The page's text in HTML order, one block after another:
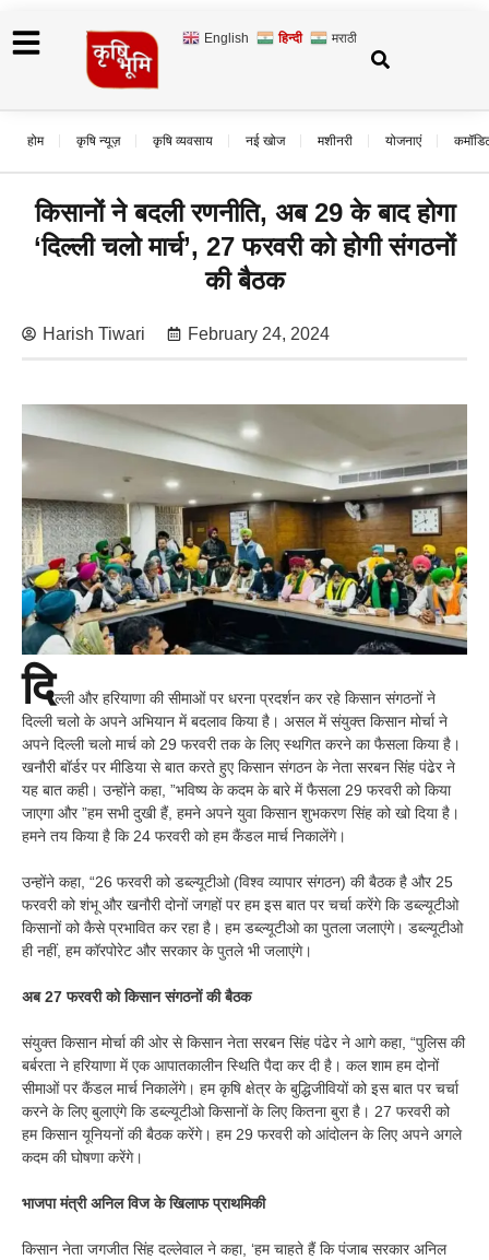
English हिन्दी मराठी
होम कृषि न्यूज़ कृषि व्यवसाय नई खोज मशीनरी योजनाएं
किसानों ने बदली रणनीति, अब 29 के बाद होगा
‘दिल्ली चलो मार्च’, 27 फरवरी को होगी संगठनों
की बैठक
Harish Tiwari February 24, 2024
दिल्ली और हरियाणा की सीमाओं पर धरना प्रदर्शन कर रहे किसान संगठनों ने
दिल्ली चलो के अपने अभियान में बदलाव किया है। असल में संयुक्त किसान मोर्चा ने
अपने दिल्ली चलो मार्च को 29 फरवरी तक के लिए स्थगित करने का फैसला किया है।
खनौरी बॉर्डर पर मीडिया से बात करते हुए किसान संगठन के नेता सरबन सिंह पंढेर ने
यह बात कही। उन्होंने कहा, ”भविष्य के कदम के बारे में फैसला 29 फरवरी को किया
जाएगा और ”हम सभी दुखी हैं, हमने अपने युवा किसान शुभकरण सिंह को खो दिया है।
हमने तय किया है कि 24 फरवरी को हम कैंडल मार्च निकालेंगे।
उन्होंने कहा, “26 फरवरी को डब्ल्यूटीओ (विश्व व्यापार संगठन) की बैठक है और 25
फरवरी को शंभू और खनौरी दोनों जगहों पर हम इस बात पर चर्चा करेंगे कि डब्ल्यूटीओ
किसानों को कैसे प्रभावित कर रहा है। हम डब्ल्यूटीओ का पुतला जलाएंगे। डब्ल्यूटीओ
ही नहीं, हम कॉरपोरेट और सरकार के पुतले भी जलाएंगे।
अब 27 फरवरी को किसान संगठनों की बैठक
संयुक्त किसान मोर्चा की ओर से किसान नेता सरबन सिंह पंढेर ने आगे कहा, “पुलिस की
बर्बरता ने हरियाणा में एक आपातकालीन स्थिति पैदा कर दी है। कल शाम हम दोनों
सीमाओं पर कैंडल मार्च निकालेंगे। हम कृषि क्षेत्र के बुद्धिजीवियों को इस बात पर चर्चा
करने के लिए बुलाएंगे कि डब्ल्यूटीओ किसानों के लिए कितना बुरा है। 27 फरवरी को
हम किसान यूनियनों की बैठक करेंगे। हम 29 फरवरी को आंदोलन के लिए अपने अगले
कदम की घोषणा करेंगे।
भाजपा मंत्री अनिल विज के खिलाफ प्राथमिकी
किसान नेता जगजीत सिंह दल्लेवाल ने कहा, ‘हम चाहते हैं कि पंजाब सरकार अनिल